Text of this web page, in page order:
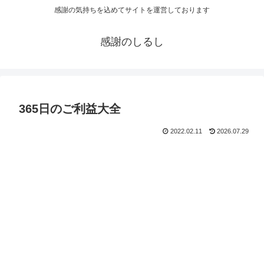
感謝の気持ちを込めてサイトを運営しております
感謝のしるし
365日のご利益大全
2022.02.11 2026.07.29